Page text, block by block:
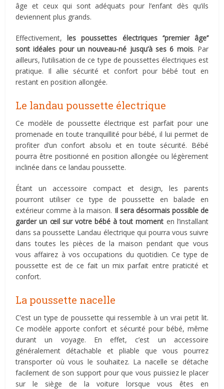
âge et ceux qui sont adéquats pour l’enfant dès qu’ils
deviennent plus grands.
Effectivement,les poussettes électriques ‘’premier âge’’
sont idéales pour un nouveau-né jusqu’à ses 6 mois. Par
ailleurs, l’utilisation de ce type de poussettes électriques est
pratique. Il allie sécurité et confort pour bébé tout en
restant en position allongée.
Le landau poussette électrique
Ce modèle de poussette électrique est parfait pour une
promenade en toute tranquillité pour bébé, il lui permet de
profiter d’un confort absolu et en toute sécurité. Bébé
pourra être positionné en position allongée ou légèrement
inclinée dans ce landau poussette.
Étant un accessoire compact et design, les parents
pourront utiliser ce type de poussette en balade en
extérieur comme à la maison. Il sera désormais possible de
garder un œil sur votre bébé à tout moment en l’installant
dans sa poussette Landau électrique qui pourra vous suivre
dans toutes les pièces de la maison pendant que vous
vous affairez à vos occupations du quotidien. Ce type de
poussette est de ce fait un mix parfait entre praticité et
confort.
La poussette nacelle
C’est un type de poussette qui ressemble à un vrai petit lit.
Ce modèle apporte confort et sécurité pour bébé, même
durant un voyage. En effet, c’est un accessoire
généralement détachable et pliable que vous pourrez
transporter où vous le souhaitez. La nacelle se détache
facilement de son support pour que vous puissiez le placer
sur le siège de la voiture lorsque vous êtes en